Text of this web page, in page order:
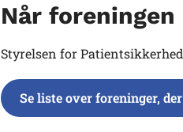
Når
Styrelsen for
Se liste over foreninger,